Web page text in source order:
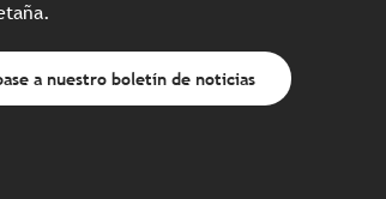
a nuestro boletín de noticias